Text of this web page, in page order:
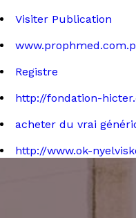
Visiter Publication
Registre
http://fondation-
acheter du vrai
http://www.ok-